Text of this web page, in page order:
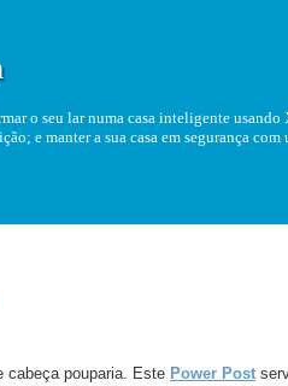
o seu lar numa casa inteligente
e manter a sua casa em segurança
cabeça pouparia. Este Power Post